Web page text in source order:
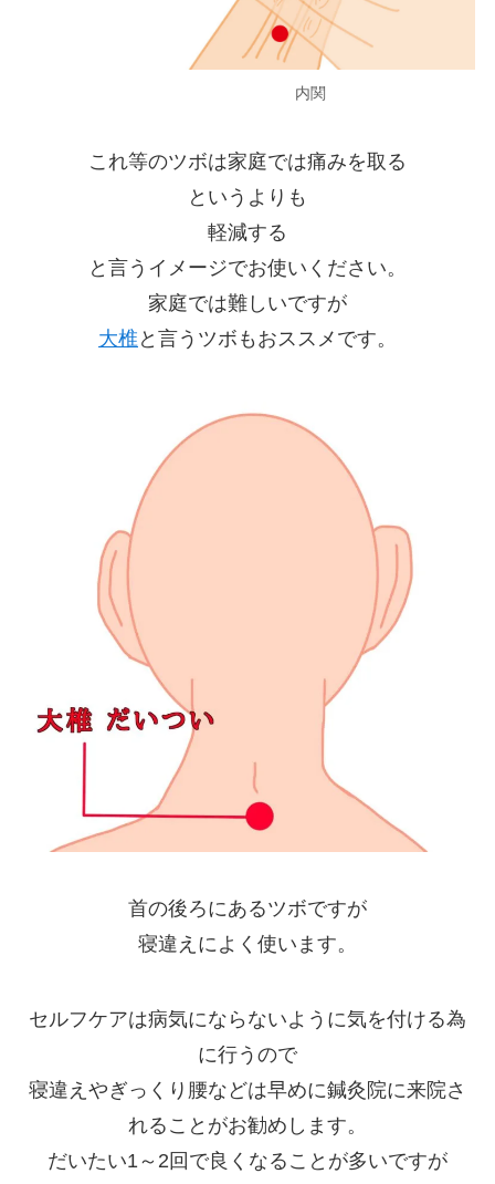
内関
これ等のツボは家庭では痛みを取る
というよりも
軽減する
と言うイメージでお使いください。
家庭では難しいですが
大椎 と言うツボもおススメです。
首の後ろにあるツボですが
寝違えによく使います。
セルフケアは病気にならないように気を付ける為
に行うので
寝違えやぎっくり腰などは早めに鍼灸院に来院さ
れることがお勧めします。
だいたい1～2回で良くなることが多いですが